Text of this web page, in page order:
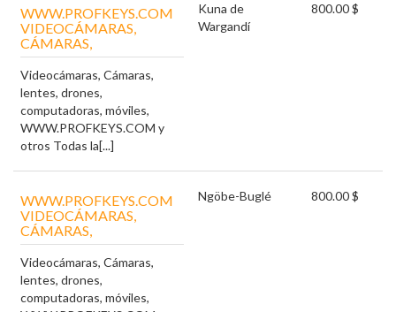
WWW.PROFKEYS.COM
VIDEOCÁMARAS,
CÁMARAS,
Videocámaras, Cámaras,
lentes, drones,
computadoras, móviles,
WWW.PROFKEYS.COM y
otros Todas la[...]
Kuna de
Wargandí
800.00 $
WWW.PROFKEYS.COM
VIDEOCÁMARAS,
CÁMARAS,
Videocámaras, Cámaras,
lentes, drones,
computadoras, móviles,
Ngöbe-Buglé 800.00 $